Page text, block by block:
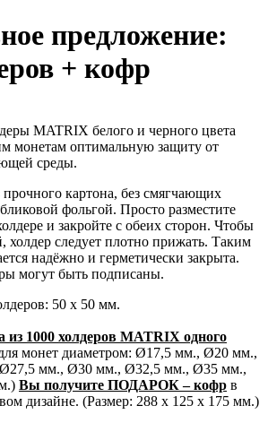
предложение:
+ кофр
MATRIX белого и черного цвета
монетам оптимальную защиту от
среды.
картона, без смягчающих
фольгой. Просто разместите
и закройте с обеих сторон. Чтобы
холдер следует плотно прижать. Таким
надёжно и герметически закрыта.
могут быть подписаны.
50 х 50 мм.
из 1000 холдеров MATRIX одного
монет диаметром: Ø17,5 мм., Ø20 мм.,
мм., Ø30 мм., Ø32,5 мм., Ø35 мм.,
Вы получите ПОДАРОК – кофр в
дизайне. (Размер: 288 х 125 х 175 мм.)